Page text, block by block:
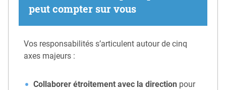
peut compter sur vous
Vos responsabilités s’articulent autour de cinq
axes majeurs :
Collaborer étroitement avec la direction pour